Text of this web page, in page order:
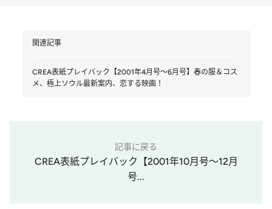
関連記事
CREA表紙プレイバック【2001年4月号～6月号】春の服＆コス
メ、極上ソウル最新案内、恋する映画！
記事に戻る
CREA表紙プレイバック【2001年10月号～12月
号...